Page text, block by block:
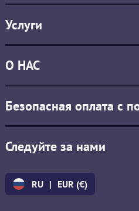
Услуги
О НАС
Безопасная оплата с
Следуйте за нами
RU | EUR (€)